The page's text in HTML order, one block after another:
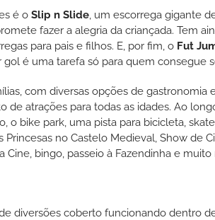
é o Slip n Slide, um escorrega gigante
fazer a alegria da criançada. Tem
para pais e filhos. E, por fim, o Fut
gol é uma tarefa só para quem consegue
com diversas opções de gastronomia
de atrações para todas as idades. Ao
o bike park, uma pista para bicicleta,
Princesas no Castelo Medieval, Show de
Cine, bingo, passeio à Fazendinha e muito
diversões coberto funcionando dentro